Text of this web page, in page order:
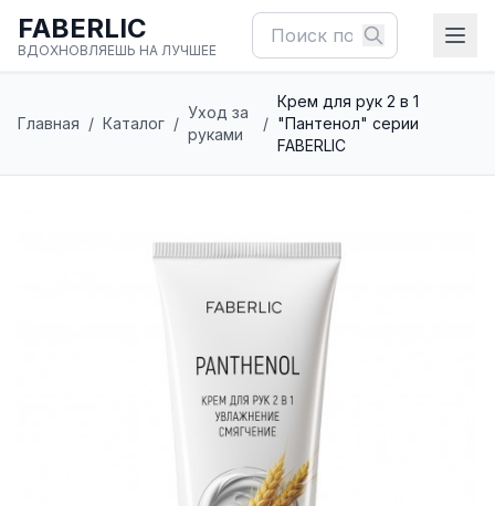
FABERLIC
ВДОХНОВЛЯЕШЬ НА ЛУЧШЕЕ
Главная / Каталог /
Уход за
руками
/
Крем для рук 2 в 1
"Пантенол" серии
FABERLIC